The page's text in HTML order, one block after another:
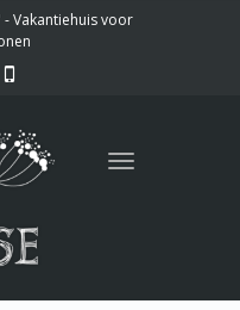
Vakantiehuis voor
Toggle